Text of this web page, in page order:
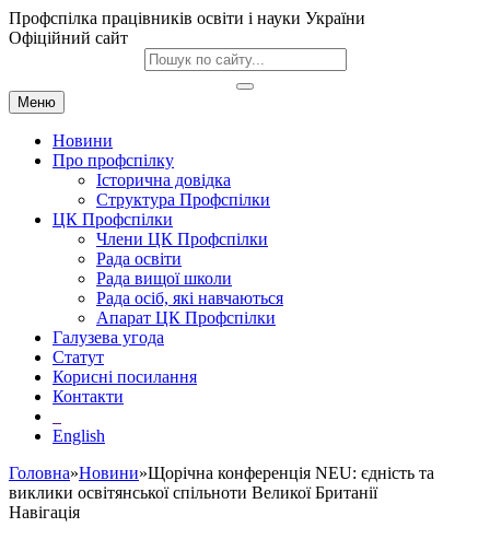
Профспілка працівників освіти і науки України
Офіційний сайт
Меню
Новини
Про профспілку
Історична довідка
Структура Профспілки
ЦК Профспілки
Члени ЦК Профспілки
Рада освіти
Рада вищої школи
Рада осіб, які навчаються
Апарат ЦК Профспілки
Галузева угода
Статут
Корисні посилання
Контакти
English
Головна»Новини»Щорічна конференція NEU: єдність та
виклики освітянської спільноти Великої Британії
Навігація